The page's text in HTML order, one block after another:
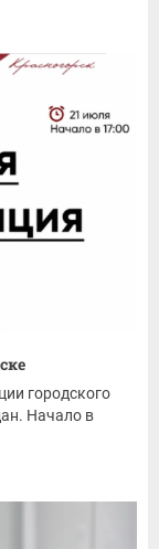
городского
Начало в